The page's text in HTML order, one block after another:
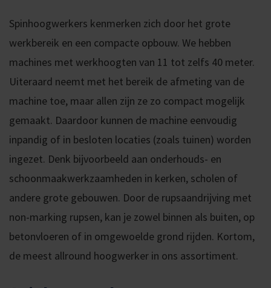
Spinhoogwerkers kenmerken zich door het grote
werkbereik en een compacte opbouw. We hebben
machines met werkhoogten van 11 tot zelfs 40 meter.
Uiteraard neemt met het bereik de afmeting van de
machine toe, maar allen zijn ze zo compact mogelijk
gemaakt. Daardoor kunnen de machine eenvoudig
inpandig of in besloten locaties (zoals tuinen) worden
ingezet. Denk bijvoorbeeld aan onderhouds- en
schoonmaakwerkzaamheden in kerken, scholen of
andere grote gebouwen. Door de rupsaandrijving met
non-marking rupsen, kan je zowel binnen als buiten, op
betonvloeren of in omgewoelde grond rijden. Kortom,
de meest allround hoogwerker in ons assortiment.